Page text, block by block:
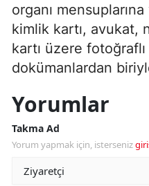
organı
kimlik kartı, avukat,
kartı üzere
dokümanlardan
Yorumlar
Takma Ad
Yorum yapmak için, isterseniz